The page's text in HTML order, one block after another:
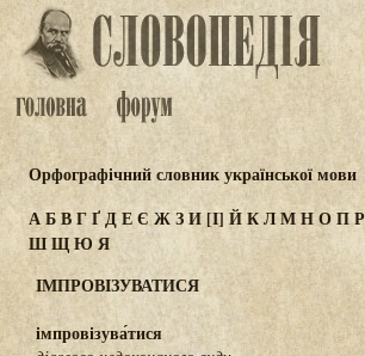
Орфографічний словник української мови
АБВГҐДЕЄ ЖЗИ[І] ЙКЛМНОПР
ШЩЮЯ
ІМПРОВІЗУВАТИСЯ
імпровізува́тися